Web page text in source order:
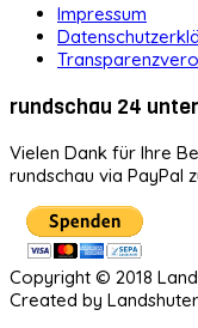
Impressum
rundschau 24
Vielen Dank für Ihre
rundschau via PayPal
Copyright © 2018
Created by